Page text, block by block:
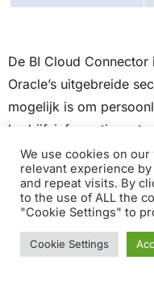
De BI Cloud
Oracle’s uitgebreide
mogelijk is om
bedrijfsinformatie met
een duidelijke focus
van gebruikersdata,
leider in
Uitgebreide
We use cookies on
relevant experience
and repeat visits. By
to the use of ALL the
"Cookie Settings" to
Cookie Settings